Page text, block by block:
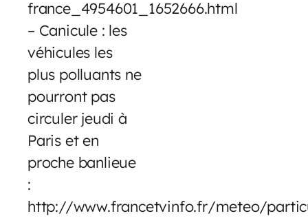
france_4954601_1652666.html
– Canicule : les
véhicules les
plus polluants ne
pourront pas
circuler jeudi à
Paris et en
proche banlieue
:
http://www.francetvinfo.fr/meteo/